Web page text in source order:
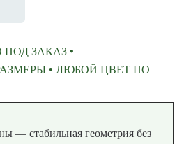
ЗАКАЗ •
• ЛЮБОЙ ЦВЕТ ПО
— стабильная геометрия без